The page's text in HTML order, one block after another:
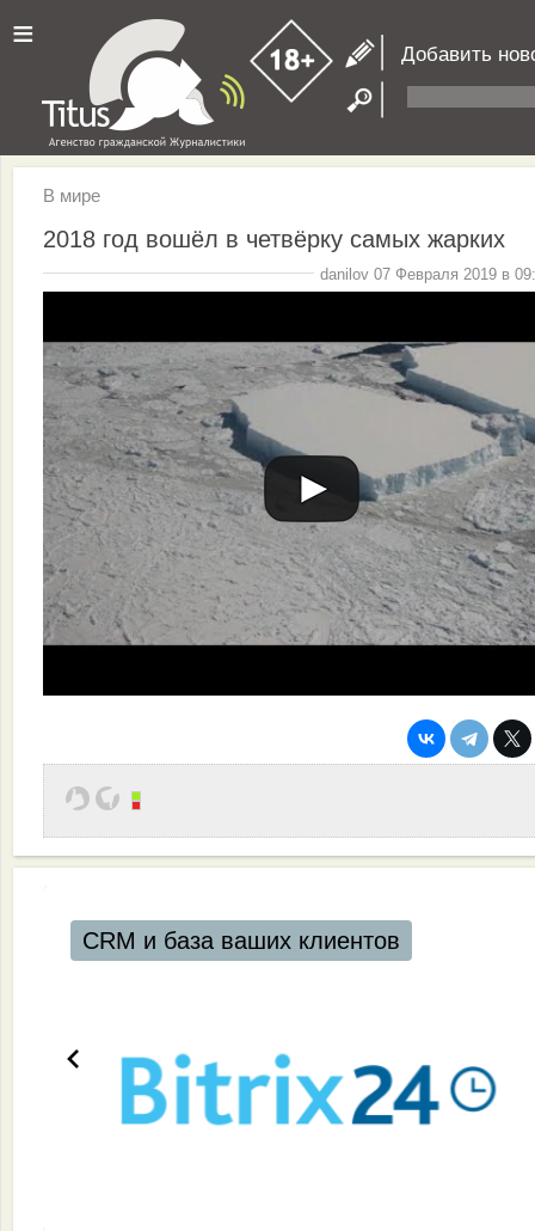
≡ Добавить
В мире
2018 год вошёл в четвёрку самых жарких
danilov 07 Февраля 2019 в
CRM и база ваших клиентов